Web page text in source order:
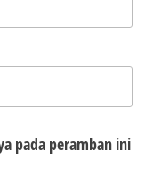
pada peramban ini